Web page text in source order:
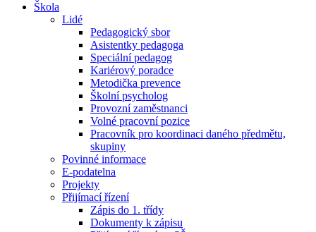
Škola
Lidé
Pedagogický sbor
Asistentky pedagoga
Speciální pedagog
Kariérový poradce
Metodička prevence
Školní psycholog
Provozní zaměstnanci
Volné pracovní pozice
Pracovník pro koordinaci daného předmětu,
skupiny
Povinné informace
E-podatelna
Projekty
Přijímací řízení
Zápis do 1. třídy
Dokumenty k zápisu